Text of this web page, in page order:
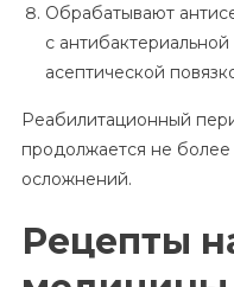
Обрабатывают
с
асептической
Реабилитационный
продолжается не
осложнений.
Рецепты